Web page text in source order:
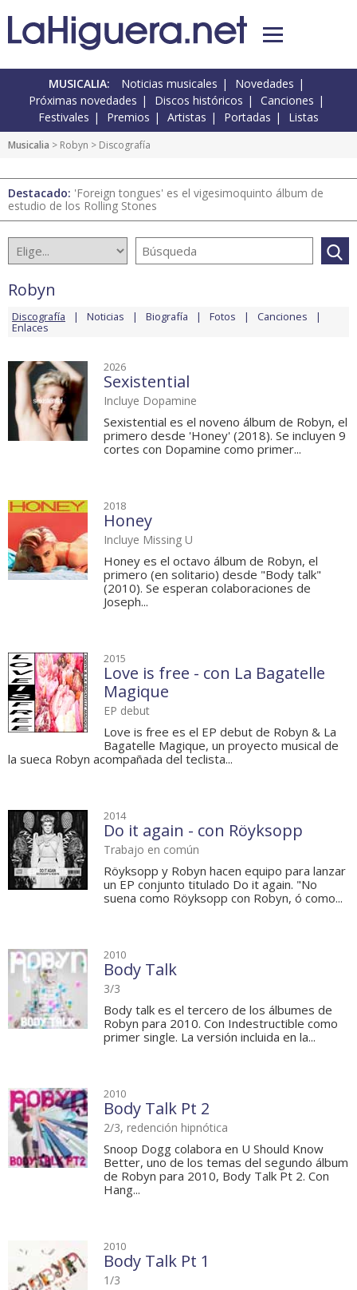
MUSICALIA: Noticias musicales
Novedades
Próximas novedades
Discos históricos
Canciones
Festivales
Premios Artistas Portadas Listas
Musicalia > Robyn > Discografía
Destacado: 'Foreign tongues' es el vigesimoquinto álbum de
estudio de los Rolling Stones
Robyn
Discografía Noticias Biografía Fotos Canciones
Enlaces
2026
Sexistential
Incluye Dopamine
Sexistential es el noveno álbum de Robyn, el
primero desde 'Honey' (2018). Se incluyen 9
cortes con Dopamine como primer...
2018
Honey
Incluye Missing U
Honey es el octavo álbum de Robyn, el
primero (en solitario) desde "Body talk"
(2010). Se esperan colaboraciones de
Joseph...
2015
Love is free - con La Bagatelle
Magique
EP debut
Love is free es el EP debut de Robyn & La
Bagatelle Magique, un proyecto musical de
la sueca Robyn acompañada del teclista...
2014
Do it again - con Röyksopp
Trabajo en común
Röyksopp y Robyn hacen equipo para lanzar
un EP conjunto titulado Do it again. "No
suena como Röyksopp con Robyn, ó como...
2010
Body Talk
3/3
Body talk es el tercero de los álbumes de
Robyn para 2010. Con Indestructible como
primer single. La versión incluida en la...
2010
Body Talk Pt 2
2/3, redención hipnótica
Snoop Dogg colabora en U Should Know
Better, uno de los temas del segundo álbum
de Robyn para 2010, Body Talk Pt 2. Con
Hang...
2010
Body Talk Pt 1
1/3